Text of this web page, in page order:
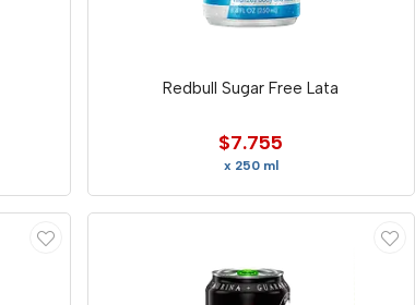
Redbull Sugar Free Lata
$7.755
x 250 ml